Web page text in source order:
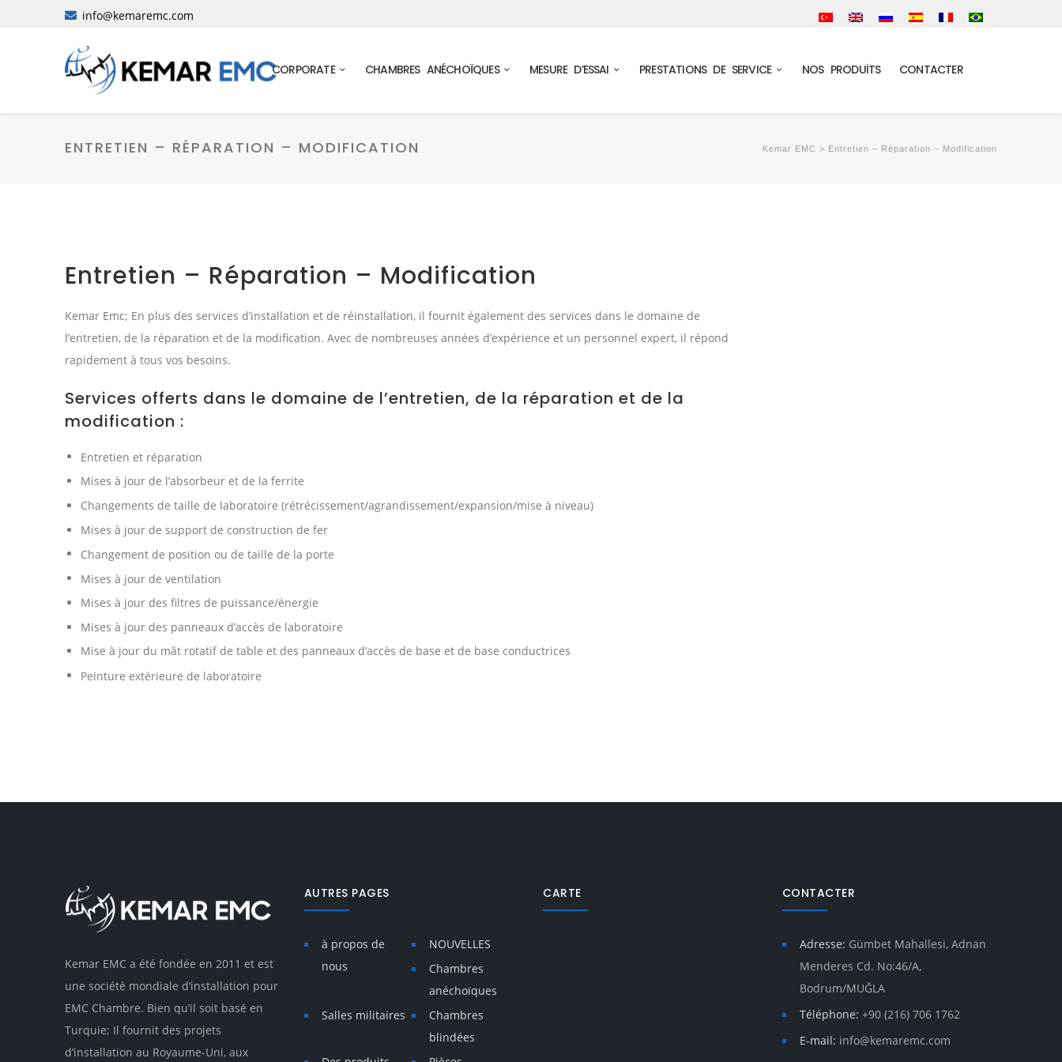
info@kemaremc.com
CORPORATE CHAMBRES ANÉCHOÏQUES MESURE D’ESSAI PRESTATIONS DE SERVICE NOS PRODUİTS CONTACTER
ENTRETIEN – RÉPARATION – MODIFICATION Kemar EMC > Entretien – Réparation – Modification
Entretien – Réparation – Modification
Kemar Emc; En plus des services d’installation et de réinstallation, il fournit également des services dans le domaine de
l’entretien, de la réparation et de la modification. Avec de nombreuses années d’expérience et un personnel expert, il répond
rapidement à tous vos besoins.
Services offerts dans le domaine de l’entretien, de la réparation et de la
modification :
Entretien et réparation
Mises à jour de l’absorbeur et de la ferrite
Changements de taille de laboratoire (rétrécissement/agrandissement/expansion/mise à niveau)
Mises à jour de support de construction de fer
Changement de position ou de taille de la porte
Mises à jour de ventilation
Mises à jour des filtres de puissance/énergie
Mises à jour des panneaux d’accès de laboratoire
Mise à jour du mât rotatif de table et des panneaux d’accès de base et de base conductrices
Peinture extérieure de laboratoire
Kemar EMC a été fondée en 2011 et est
une société mondiale d’installation pour
EMC Chambre. Bien qu’il soit basé en
Turquie; Il fournit des projets
d’installation au Royaume-Uni, aux
AUTRES PAGES
à propos de
nous
NOUVELLES
Chambres
anéchoïques
Salles militaires
Chambres
blindées
CARTE CONTACTER
Adresse: Gümbet Mahallesi, Adnan
Menderes Cd. No:46/A,
Bodrum/MUĞLA
Téléphone: +90 (216) 706 1762
E-mail: info@kemaremc.com